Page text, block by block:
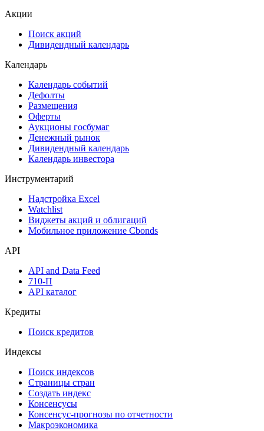
Акции
Поиск акций
Дивидендный календарь
Календарь
Календарь событий
Дефолты
Размещения
Оферты
Аукционы госбумаг
Денежный рынок
Дивидендный календарь
Календарь инвестора
Инструментарий
Надстройка Excel
Watchlist
Виджеты акций и облигаций
Мобильное приложение Cbonds
API
API and Data Feed
710-П
API каталог
Кредиты
Поиск кредитов
Индексы
Поиск индексов
Страницы стран
Создать индекс
Консенсусы
Консенсус-прогнозы по отчетности
Макроэкономика